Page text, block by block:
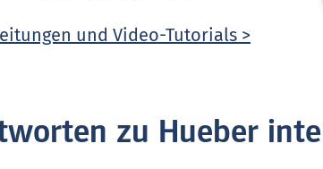
und Video-Tutorials >
zu Hueber